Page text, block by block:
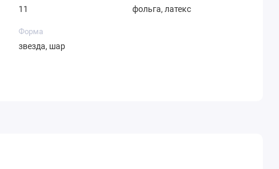
11 фольга, латекс
Форма
звезда, шар